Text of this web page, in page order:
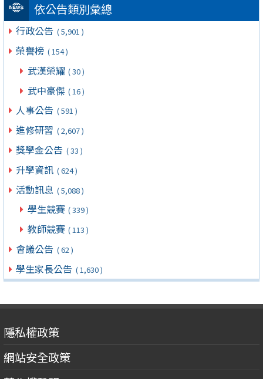
依公告類別彙總
行政公告 ( 5,901 )
榮譽榜 ( 154 )
武漢榮耀 ( 30 )
武中豪傑 ( 16 )
人事公告 ( 591 )
進修研習 ( 2,607 )
獎學金公告 ( 33 )
升學資訊 ( 624 )
活動訊息 ( 5,088 )
學生競賽 ( 339 )
教師競賽 ( 113 )
會議公告 ( 62 )
學生家長公告 ( 1,630 )
隱私權政策
網站安全政策